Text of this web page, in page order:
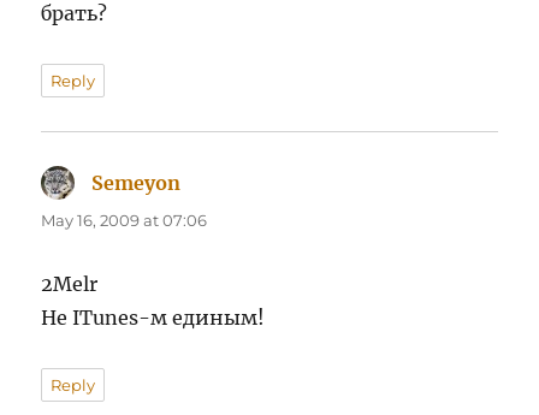
брать?
Reply
Semeyon
May 16, 2009 at 07:06
2Melr
Не ITunes-м единым!
Reply